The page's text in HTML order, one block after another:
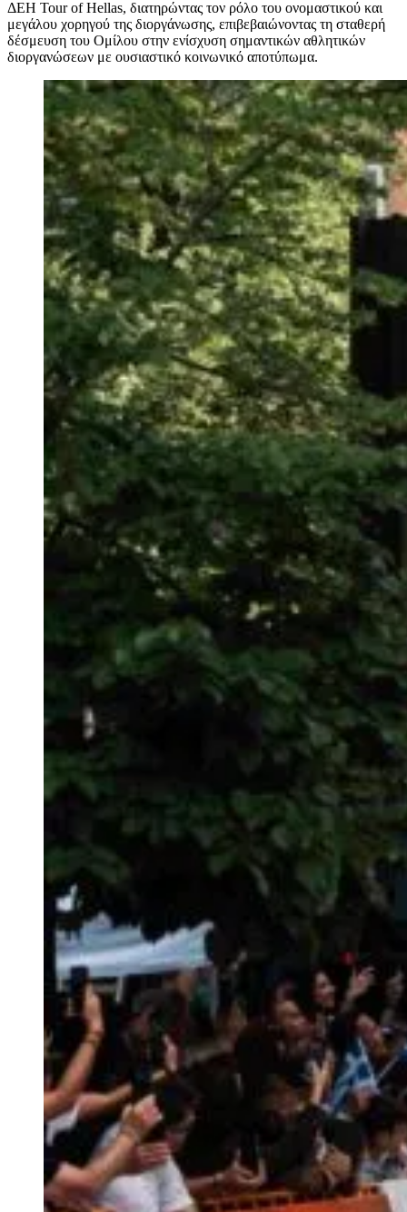
ΔΕΗ Tour of Hellas, διατηρώντας τον ρόλο του ονομαστικού και
μεγάλου χορηγού της διοργάνωσης, επιβεβαιώνοντας τη σταθερή
δέσμευση του Ομίλου στην ενίσχυση σημαντικών αθλητικών
διοργανώσεων με ουσιαστικό κοινωνικό αποτύπωμα.